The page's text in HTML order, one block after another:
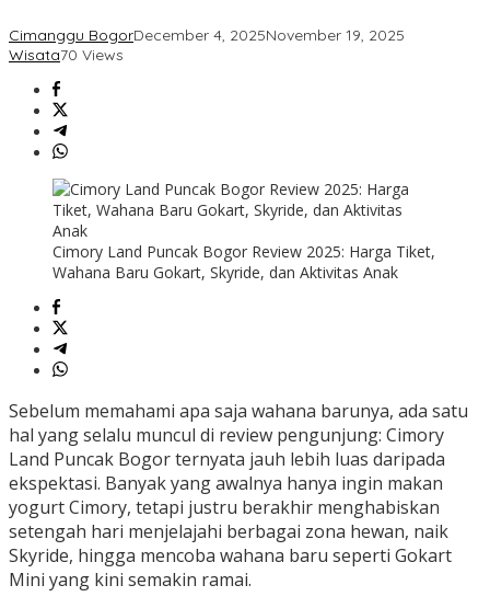
dan
Cimanggu BogorDecember 4, 2025November 19, 2025
Wisata70 Views
Cimory Land Puncak Bogor Review 2025: Harga Tiket,
Wahana Baru Gokart, Skyride, dan Aktivitas Anak
Sebelum memahami apa saja wahana barunya, ada satu
hal yang selalu muncul di review pengunjung: Cimory
Land Puncak Bogor ternyata jauh lebih luas daripada
ekspektasi. Banyak yang awalnya hanya ingin makan
yogurt Cimory, tetapi justru berakhir menghabiskan
setengah hari menjelajahi berbagai zona hewan, naik
Skyride, hingga mencoba wahana baru seperti Gokart
Mini yang kini semakin ramai.